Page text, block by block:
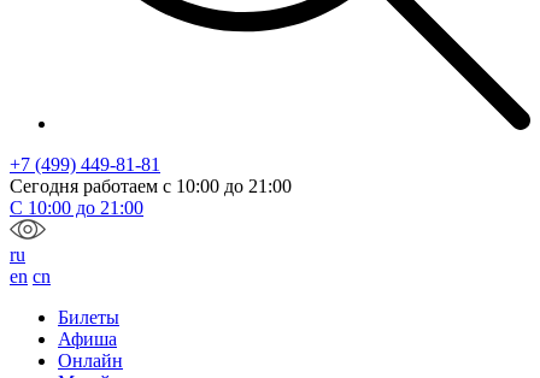
+7 (499) 449-81-81
Сегодня работаем с 10:00 до 21:00
С 10:00 до 21:00
ru
en cn
Билеты
Афиша
Онлайн